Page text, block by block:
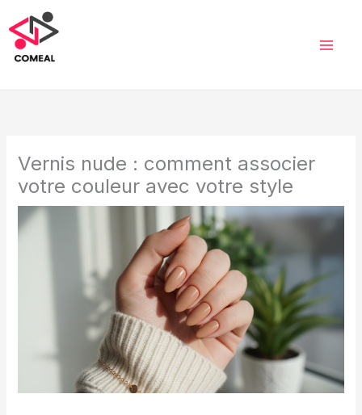
au
contenu
Vernis nude : comment associer
votre couleur avec votre style